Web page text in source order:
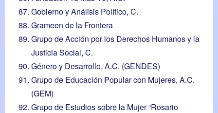
Gobierno y Análisis Político, C.
Grameen de la Frontera
Grupo de Acción por los Derechos Humanos y la
Justicia Social, C.
Género y Desarrollo, A.C. (GENDES)
Grupo de Educación Popular con Mujeres, A.C.
(GEM)
Grupo de Estudios sobre la Mujer “Rosario